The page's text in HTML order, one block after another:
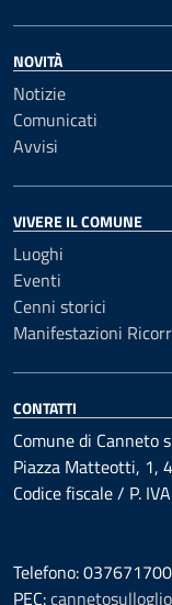
NOVITÀ
Notizie
Comunicati
Avvisi
VIVERE IL COMUNE
Luoghi
Eventi
Cenni storici
Manifestazioni
CONTATTI
Comune di Canneto
Piazza Matteotti, 1,
Codice fiscale / P.
Telefono: 037671700
PEC: